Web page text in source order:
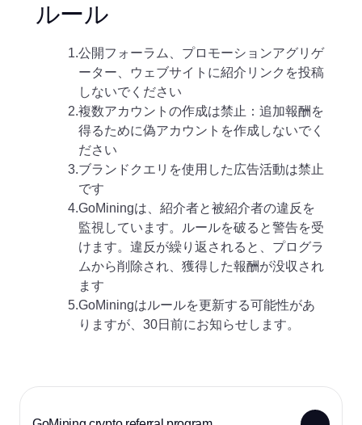
ルール
1.公開フォーラム、プロモーションアグリゲ
ーター、ウェブサイトに紹介リンクを投稿
しないでください
2.複数アカウントの作成は禁止：追加報酬を
得るために偽アカウントを作成しないでく
ださい
3.ブランドクエリを使用した広告活動は禁止
です
4.GoMiningは、紹介者と被紹介者の違反を
監視しています。ルールを破ると警告を受
けます。違反が繰り返されると、プログラ
ムから削除され、獲得した報酬が没収され
ます
5.GoMiningはルールを更新する可能性があ
りますが、30日前にお知らせします。